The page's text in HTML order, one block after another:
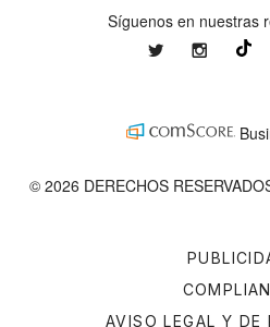
AVISO LEGAL Y DE
Síguenos en nuestras
expansionmx
© 2026 DERECHOS